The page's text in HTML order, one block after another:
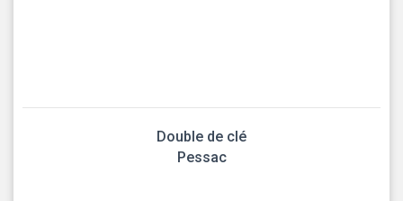
Double de clé
Pessac